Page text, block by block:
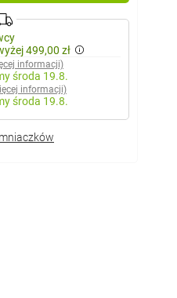
499,00 zł
informacji)
środa 19.8.
informacji)
środa 19.8.